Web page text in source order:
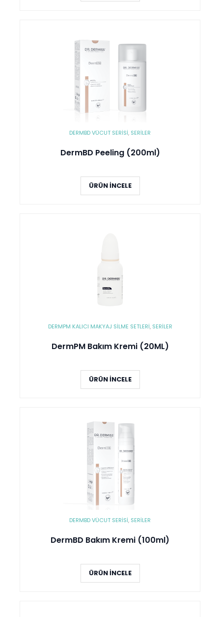
DERMBD VÜCUT SERISI, SERİLER
DermBD Peeling (200ml)
ÜRÜN İNCELE
DERMPM KALICI MAKYAJ SILME SETLERI, SERİLER
DermPM Bakım Kremi (20ML)
ÜRÜN İNCELE
DERMBD VÜCUT SERISI, SERİLER
DermBD Bakım Kremi (100ml)
ÜRÜN İNCELE